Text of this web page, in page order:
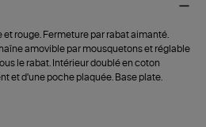
rouge. Fermeture par rabat aimanté.
amovible par mousquetons et réglable
le rabat. Intérieur doublé en coton
et d'une poche plaquée. Base plate.